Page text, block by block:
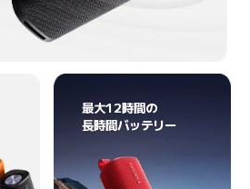
最大12時間の
長時間バッテリー